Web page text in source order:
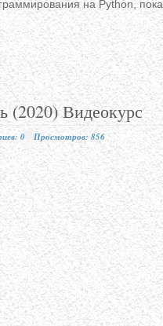
на Python, пока
(2020) Видеокурс
0 Просмотров: 856